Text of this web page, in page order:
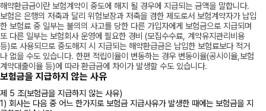
해약환급금이란 보험계약이 중도에 해지 될 경우에 지급되는 금액을 말합니다.
보험은 은행의 저축과 달리 위험보장과 저축을 겸한 제도로서 보험계약자가 납입
한 보험료 중 일부는 불의의 사고를 당한 다른 가입자에게 보험금으로 지급되며
또 다른 일부는 보험회사 운영에 필요한 경비 (모집수수료, 계약유지관리비용
등)로 사용되므로 중도해지 시 지급되는 해약환급금은 납입한 보험료보다 적거
나 없을 수도 있습니다. 한편 적립이율이 변동하는 경우 변동이율(공시이율,보험
계약대출이율 등)에 따라 환급금에 차이가 발생할 수도 있습니다.
보험금을 지급하지 않는 사유
제 5 조(보험금을 지급하지 않는 사유)
1) 회사는 다음 중 어느 한가지로 보험금 지급사유가 발생한 때에는 보험금을 지